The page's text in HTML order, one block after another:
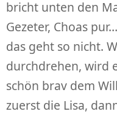
bricht unten den
Gezeter, Choas
das geht so nicht.
durchdrehen, wird
schön brav dem
zuerst die Lisa,